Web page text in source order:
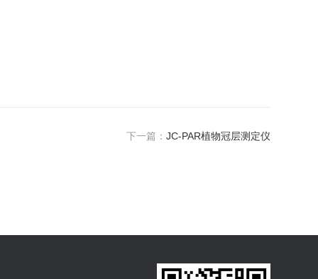
下一篇： JC-PAR植物冠层测定仪